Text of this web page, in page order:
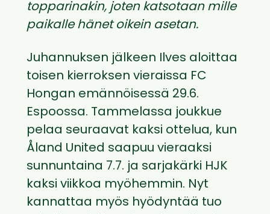
topparinakin, joten katsotaan mille
paikalle hänet oikein asetan.
Juhannuksen jälkeen Ilves aloittaa
toisen kierroksen vieraissa FC
Hongan emännöisessä 29.6.
Espoossa. Tammelassa joukkue
pelaa seuraavat kaksi ottelua, kun
Åland United saapuu vieraaksi
sunnuntaina 7.7. ja sarjakärki HJK
kaksi viikkoa myöhemmin. Nyt
kannattaa myös hyödyntää tuo